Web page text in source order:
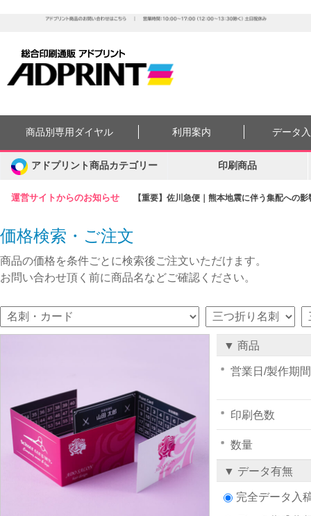
運営サイトからのお知らせ 【重要】佐川急便｜熊本地震に伴う集配への
商品別専用ダイヤル 利用案内 データ
アドプリント商品カテゴリー 印刷商品
価格検索・ご注文
商品の価格を条件ごとに検索後ご注文いただけます。
お問い合わせ頂く前に商品名などご確認ください。
▼ 商品
営業日/製作期間
印刷色数
数量
▼ データ有無
完全データ入